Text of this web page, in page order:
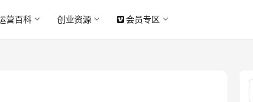
营百科 创业资源 会员专区